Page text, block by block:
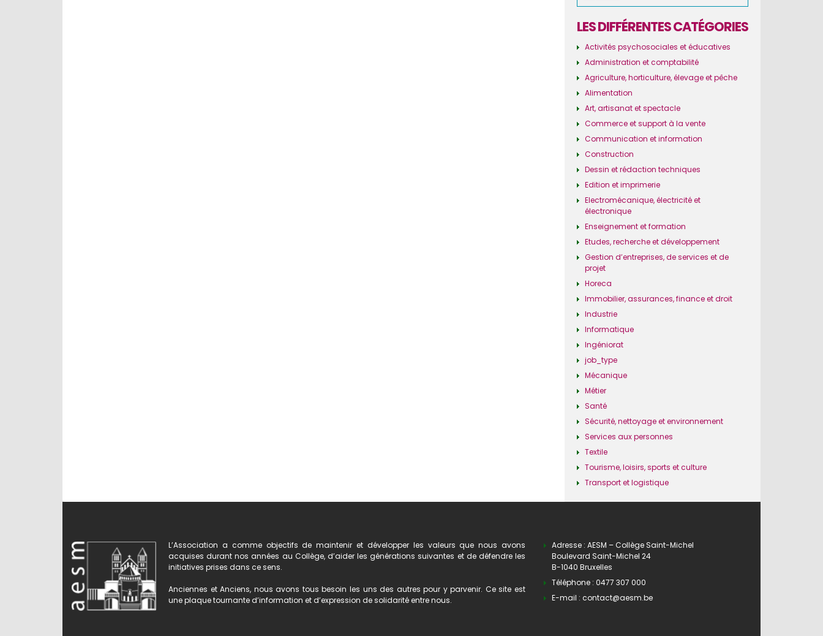
LES DIFFÉRENTES CATÉGORIES
Activités psychosociales et éducatives
Administration et comptabilité
Agriculture, horticulture, élevage et pêche
Alimentation
Art, artisanat et spectacle
Commerce et support à la vente
Communication et information
Construction
Dessin et rédaction techniques
Edition et imprimerie
Electromécanique, électricité et
électronique
Enseignement et formation
Etudes, recherche et développement
Gestion d’entreprises, de services et de
projet
Horeca
Immobilier, assurances, finance et droit
Industrie
Informatique
Ingéniorat
job_type
Mécanique
Métier
Santé
Sécurité, nettoyage et environnement
Services aux personnes
Textile
Tourisme, loisirs, sports et culture
Transport et logistique
L’Association a comme objectifs de maintenir et développer les valeurs que nous avons
acquises durant nos années au Collège, d’aider les générations suivantes et de défendre les
initiatives prises dans ce sens.
Anciennes et Anciens, nous avons tous besoin les uns des autres pour y parvenir. Ce site est
une plaque tournante d’information et d’expression de solidarité entre nous.
Adresse : AESM – Collège Saint-Michel
Boulevard Saint-Michel 24
B-1040 Bruxelles
Téléphone : 0477 307 000
E-mail : contact@aesm.be